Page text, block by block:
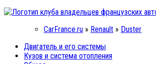
CarFrance.ru » Renault » Duster
Двигатель и его системы
Кузов и система отопления